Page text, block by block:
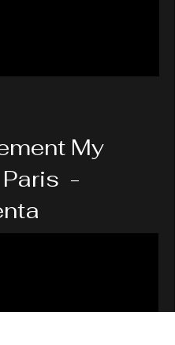
My
-